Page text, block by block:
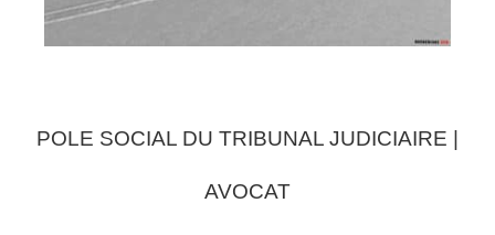
POLE SOCIAL DU TRIBUNAL JUDICIAIRE |
AVOCAT